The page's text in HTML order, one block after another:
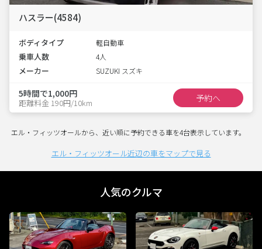
ハスラー(4584)
ボディタイプ 軽自動車
乗車人数 4人
メーカー SUZUKI スズキ
5時間で1,000円
距離料金 190円/10km 予約へ
エル・フィッツオールから、近い順に予約できる車を4台表示しています。
エル・フィッツオール近辺の車をマップで見る
人気のクルマ